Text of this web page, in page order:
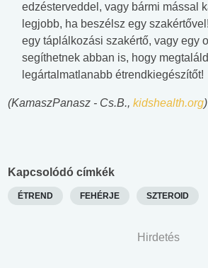
edzésterveddel, vagy bármi mással
legjobb, ha beszélsz egy
egy táplálkozási szakértő, vagy egy
segíthetnek abban is, hogy
legártalmatlanabb étrendkiegészítőt!
(KamaszPanasz - Cs.B., kidshealth.org)
Kapcsolódó címkék
ÉTREND FEHÉRJE SZTEROID
Hirdetés